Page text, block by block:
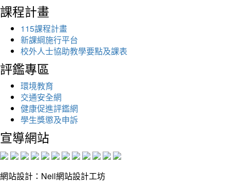
課程計畫
115課程計畫
新課綱施行平台
校外人士協助教學要點及課表
評鑑專區
環境教育
交通安全網
健康促進評鑑網
學生獎懲及申訴
宣導網站
網站設計：Neil網站設計工坊